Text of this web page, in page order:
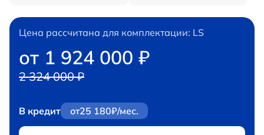
Цена рассчитана для комплектации: LS
от 1 924 000 ₽
2 324 000 ₽
В кредит от25 180₽/мес.